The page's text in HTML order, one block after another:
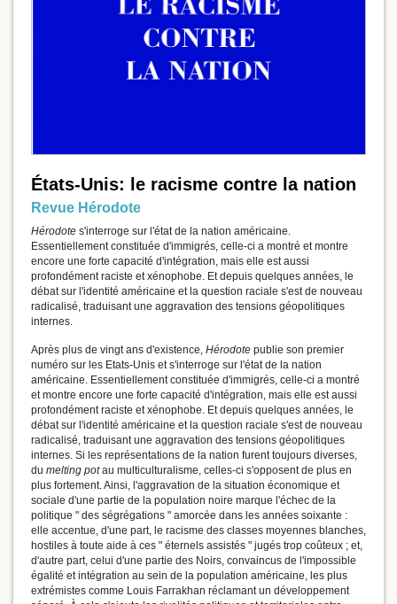
États-Unis: le racisme contre la nation
Revue Hérodote
Hérodote s'interroge sur l'état de la nation américaine.
Essentiellement constituée d'immigrés, celle-ci a montré et montre
encore une forte capacité d'intégration, mais elle est aussi
profondément raciste et xénophobe. Et depuis quelques années, le
débat sur l'identité américaine et la question raciale s'est de nouveau
radicalisé, traduisant une aggravation des tensions géopolitiques
internes.
Après plus de vingt ans d'existence, Hérodote publie son premier
numéro sur les Etats-Unis et s'interroge sur l'état de la nation
américaine. Essentiellement constituée d'immigrés, celle-ci a montré
et montre encore une forte capacité d'intégration, mais elle est aussi
profondément raciste et xénophobe. Et depuis quelques années, le
débat sur l'identité américaine et la question raciale s'est de nouveau
radicalisé, traduisant une aggravation des tensions géopolitiques
internes. Si les représentations de la nation furent toujours diverses,
du melting potau multiculturalisme, celles-ci s'opposent de plus en
plus fortement. Ainsi, l'aggravation de la situation économique et
sociale d'une partie de la population noire marque l'échec de la
politique " des ségrégations " amorcée dans les années soixante :
elle accentue, d'une part, le racisme des classes moyennes blanches,
hostiles à toute aide à ces " éternels assistés " jugés trop coûteux ; et,
d'autre part, celui d'une partie des Noirs, convaincus de l'impossible
égalité et intégration au sein de la population américaine, les plus
extrémistes comme Louis Farrakhan réclamant un développement